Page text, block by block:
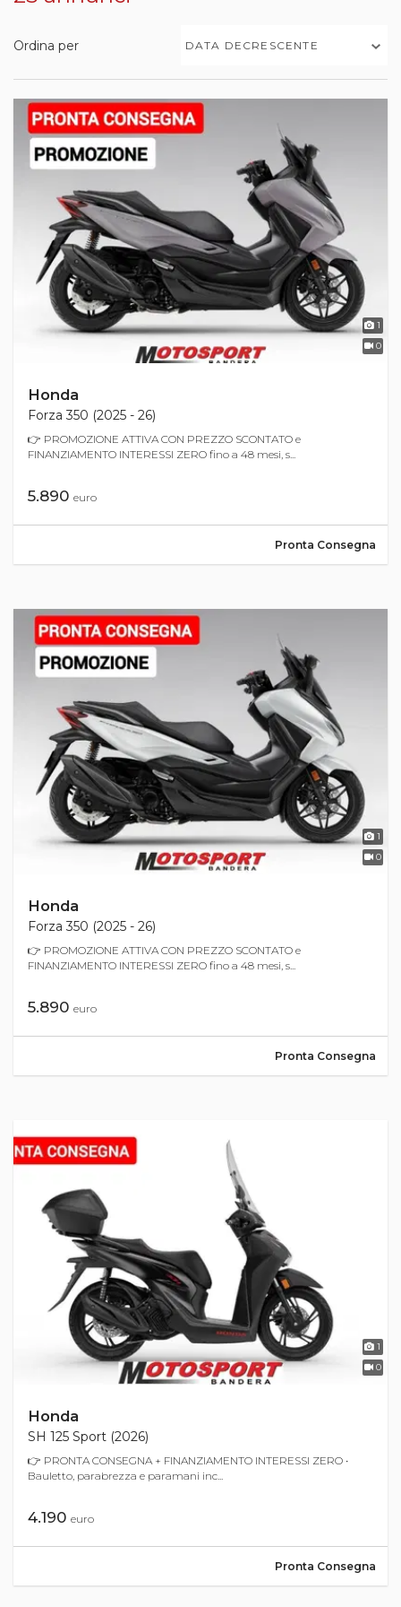
Ordina per DATA DECRESCENTE
1
0
Honda
Forza 350 (2025 - 26)
👉 PROMOZIONE ATTIVA CON PREZZO SCONTATO e
FINANZIAMENTO INTERESSI ZERO fino a 48 mesi, s...
5.890 euro
Pronta Consegna
1
0
Honda
Forza 350 (2025 - 26)
👉 PROMOZIONE ATTIVA CON PREZZO SCONTATO e
FINANZIAMENTO INTERESSI ZERO fino a 48 mesi, s...
5.890 euro
Pronta Consegna
1
0
Honda
SH 125 Sport (2026)
👉 PRONTA CONSEGNA + FINANZIAMENTO INTERESSI ZERO •
Bauletto, parabrezza e paramani inc...
4.190 euro
Pronta Consegna